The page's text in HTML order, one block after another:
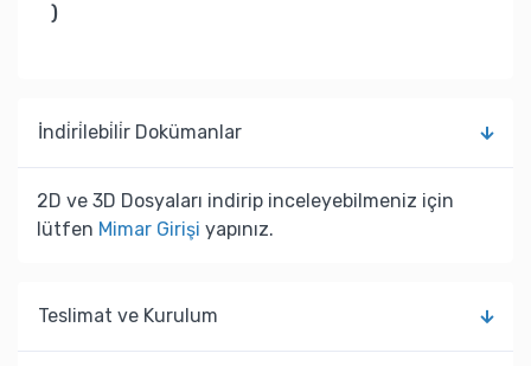
)
İndi̇ri̇lebi̇li̇r Dokümanlar
2D ve 3D Dosyaları indirip inceleyebilmeniz için
lütfen Mimar Girişi yapınız.
Teslimat ve Kurulum